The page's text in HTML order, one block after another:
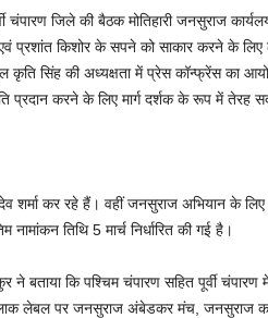
चंपारण जिले की बैठक मोतिहारी जनसुराज
प्रशांत किशोर के सपने को साकार करने के
कृति सिंह की अध्यक्षता में प्रेस कॉन्फ्रेंस का
प्रदान करने के लिए मार्ग दर्शक के रूप में तेरह
शर्मा कर रहे हैं। वहीं जनसुराज अभियान के लिए
तिथि 5 मार्च निर्धारित की गई है।
ने बताया कि पश्चिम चंपारण सहित पूर्वी
लेबल पर जनसुराज अंबेडकर मंच, जनसुराज